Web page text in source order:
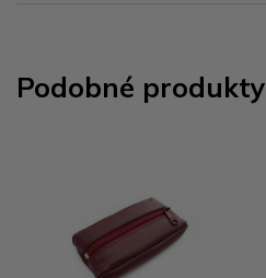
Podobné produkty